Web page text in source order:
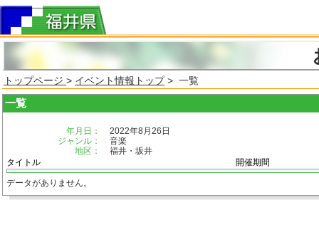
トップページ > イベント情報トップ> 一覧
一覧
年月日：
2022年8月26日
ジャンル：
音楽
地区：
福井・坂井
タイトル
開催期間
データがありません。